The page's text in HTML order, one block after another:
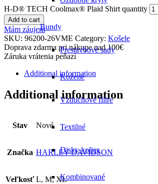
Bundy
Kožené
Textilné
Kombinované
Prestavbové sady
Vzduchové filtre
Disky kolies
H-D® TECH Coolmax® Plaid Shirt quantity
Add to cart
Mám záujem
SKU: 96200-26VME Category: Košele
Doprava zdarma pri nákupe nad 100€
Záruka vrátenia peňazí
Additional information
Additional information
Stav Nové
Značka HARLEY-DAVIDSON
Veľkosť L, M, XL